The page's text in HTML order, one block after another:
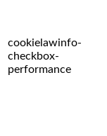
cookielawinfo-
checkbox-
performance